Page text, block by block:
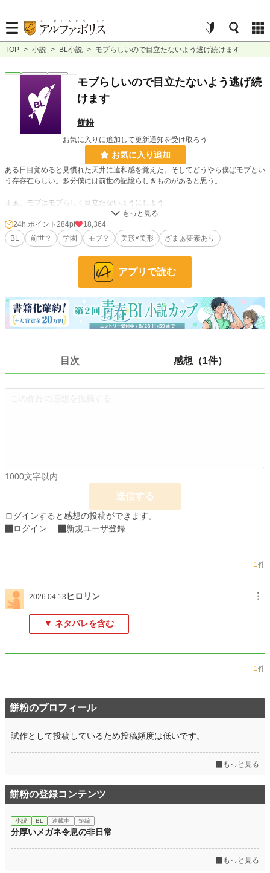
TOP > 小説 > BL小説 > モブらしいので目立たないよう逃げ続けます
連載中 長編
モブらしいので目立たないよう逃げ続
けます
餅粉
お気に入りに追加して更新通知を受け取ろう
お気に入り追加
ある日目覚めると見慣れた天井に違和感を覚えた。そしてどうやら僕ばモブとい
う存存在らしい。多分僕には前世の記憶らしきものがあると思う。
まぁ、モブはモブらしく目立たないようにしよう。
モブというものはあまりわからないがでも目立っていい存在ではないということ
だけはわかる。そう、目立たぬよう……目立たぬよう………。
「アルウィン、君が好きだ」
「……王子命令だ、私と付き合えアルウィン」
目立たぬように過ごすつもりが何故か第二王子に執着されています。
BL 1,124 位 / 31,454 件
更新日時 2026.04.15 20:08
週間ポイント 2,886 pt (3,451 位)
24h.ポイント 284pt
18,364
BL
前世？ 学園 モブ？ 美形×美形 ざまぁ要素あり
アプリで読む
目次 感想（1件）
1000文字以内
送信する
ログインすると感想の投稿ができます。
ログイン
新規ユーザ登録
1件
2026.04.13 ヒロリン ︙
▼ ネタバレを含む
1件
餅粉のプロフィール
試作として投稿しているため投稿頻度は低いです。
もっと見る
餅粉の登録コンテンツ
小説 BL 連載中 短編
分厚いメガネ令息の非日常
もっと見る